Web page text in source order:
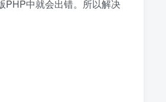
PHP中就会出错。所以解决